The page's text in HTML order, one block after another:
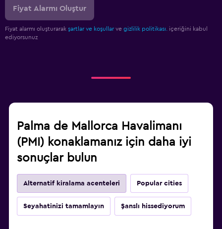
Fiyat Alarmı Oluştur
Fiyat alarmı oluşturarak şartlar ve koşullar ve gizlilik politikası. içeriğini kabul
ediyorsunuz
Palma de Mallorca Havalimanı
(PMI) konaklamanız için daha iyi
sonuçlar bulun
Alternatif kiralama acenteleri Popular cities
Seyahatinizi tamamlayın Şanslı hissediyorum